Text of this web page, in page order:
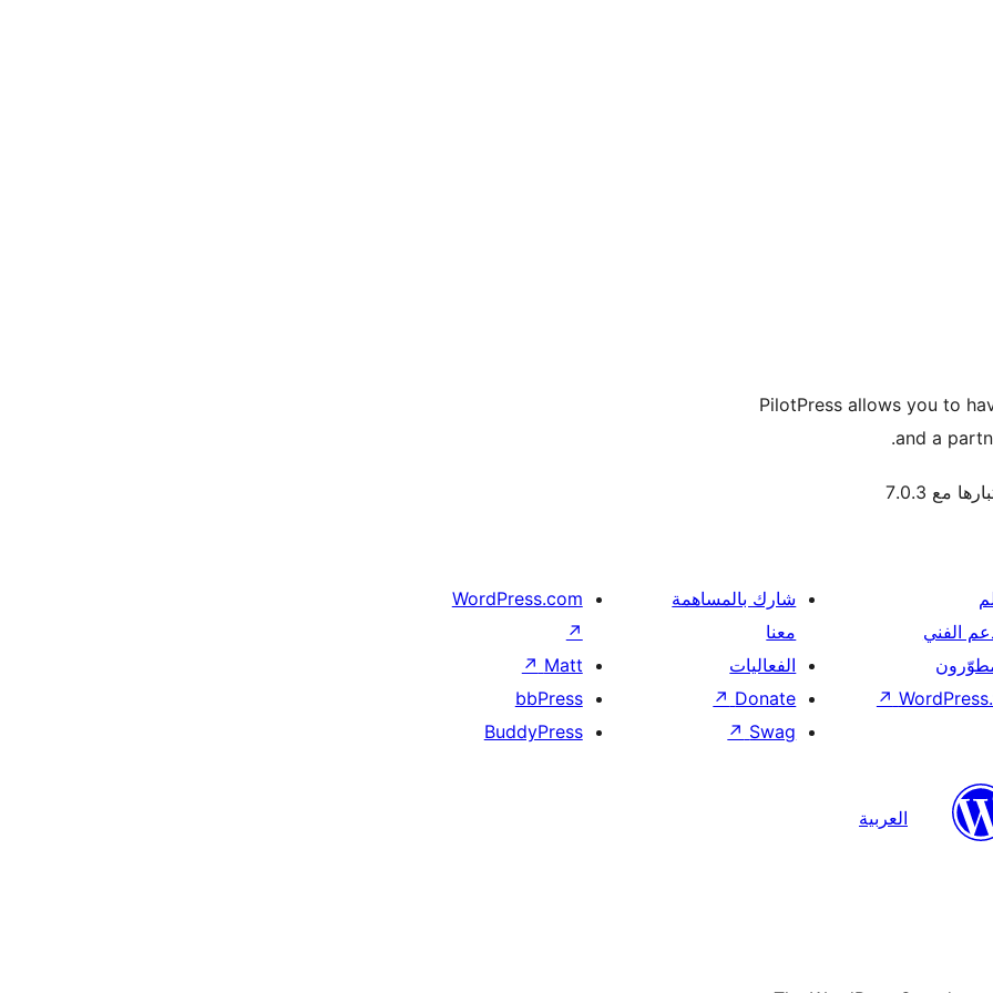
PilotPress allows you to
and a
مع 7.0.3
الفني
↗
شارك بالمساهمة
معنا
الفعاليات
Donate
↗
Swag
↗
WordPress.com
↗
Matt
↗
bbPress
BuddyPress
العربية